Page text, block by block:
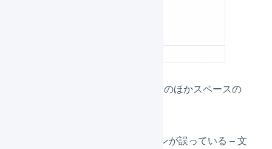
認証が失敗する原因は、誤入力のほかスペースの
入力したアクセストークンが誤っている – 文